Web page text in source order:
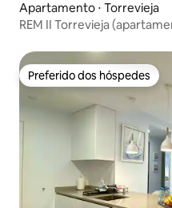
Apartamento ⋅ Torrevieja
REM II Torrevieja
Preferido dos hóspedes
Preferido dos hóspedes